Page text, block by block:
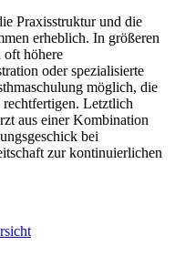
Praxisstruktur und die
erheblich. In größeren
höhere
oder spezialisierte
möglich, die
Letztlich
aus einer Kombination
bei
zur kontinuierlichen